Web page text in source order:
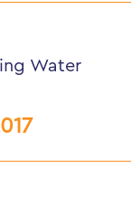
Water